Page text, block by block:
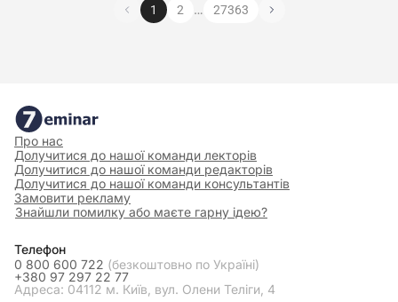
1 2 … 27363
Про нас
Долучитися до нашої команди лекторів
Долучитися до нашої команди редакторів
Долучитися до нашої команди консультантів
Замовити рекламу
Знайшли помилку або маєте гарну ідею?
Телефон
0 800 600 722 (безкоштовно по Україні)
+380 97 297 22 77
Адреса: 04112 м. Київ, вул. Олени Теліги, 4